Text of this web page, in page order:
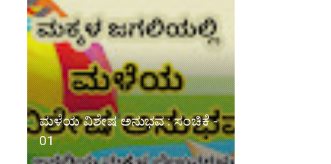
ಮಳೆಯ ವಿಶೇಷ ಅನುಭವ : ಸಂಚಿಕೆ -
01
ಮಕ್ಕಳ
ಕವನಗಳು :
ಸಂಚಿಕೆ - 70,